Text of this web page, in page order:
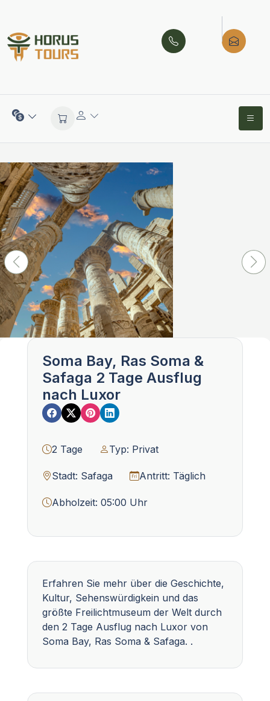
Soma Bay, Ras Soma &
Safaga 2 Tage Ausflug
nach Luxor
2 Tage Typ: Privat
Stadt: Safaga Antritt: Täglich
Abholzeit: 05:00 Uhr
Erfahren Sie mehr über die Geschichte,
Kultur, Sehenswürdigkein und das
größte Freilichtmuseum der Welt durch
den 2 Tage Ausflug nach Luxor von
Soma Bay, Ras Soma & Safaga. .